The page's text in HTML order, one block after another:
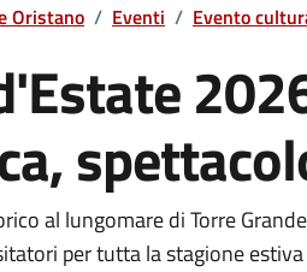
Oristano / Eventi / Evento
al lungomare di Torre
per tutta la stagione estiva